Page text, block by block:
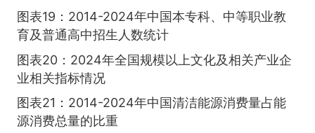
图表19：2014-2024年中国本专科、中等职业教
育及普通高中招生人数统计
图表20：2024年全国规模以上文化及相关产业企
业相关指标情况
图表21：2014-2024年中国清洁能源消费量占能
源消费总量的比重